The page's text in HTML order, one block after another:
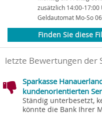
zusätzlich 14:00-
Geldautomat Mo-So
Finden Sie diese
letzte Bewertungen der
Sparkasse
kundenorientierten
Ständig unterbesetzt,
könnte die Bank Ihrer